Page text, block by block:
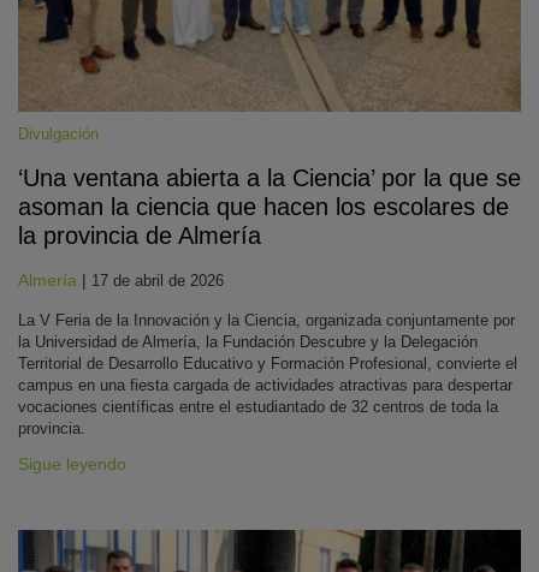
Divulgación
‘Una ventana abierta a la Ciencia’ por la que se
asoman la ciencia que hacen los escolares de
la provincia de Almería
Almería | 17 de abril de 2026
La V Feria de la Innovación y la Ciencia, organizada conjuntamente por
la Universidad de Almería, la Fundación Descubre y la Delegación
Territorial de Desarrollo Educativo y Formación Profesional, convierte el
campus en una fiesta cargada de actividades atractivas para despertar
vocaciones científicas entre el estudiantado de 32 centros de toda la
provincia.
Sigue leyendo